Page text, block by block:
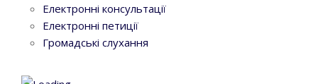
Електронні консультації
Електронні петиції
Громадські слухання